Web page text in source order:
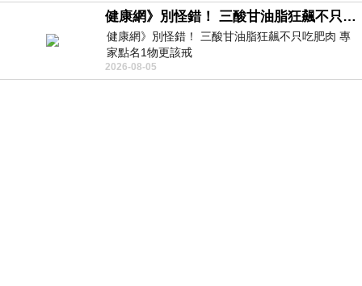
健康網》別怪錯！ 三酸甘油脂狂飆不只吃肥肉 專家點名1物更該戒
健康網》別怪錯！ 三酸甘油脂狂飆不只吃肥肉 專
家點名1物更該戒
https://health.ltn.com.tw/article/breakingnews/
2026-08-05